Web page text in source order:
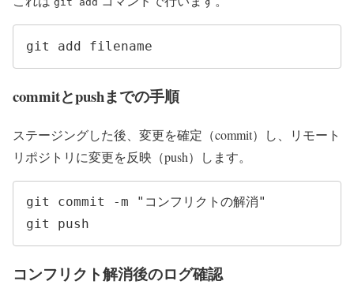
git add filename
commitとpushまでの手順
ステージングした後、変更を確定（commit）し、リモート
リポジトリに変更を反映（push）します。
git commit -m "コンフリクトの解消"
git push
コンフリクト解消後のログ確認